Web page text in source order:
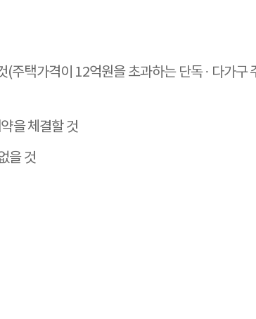
택가격이 12억원을 초과하는 단독 · 다가구
을 체결할 것
을 것